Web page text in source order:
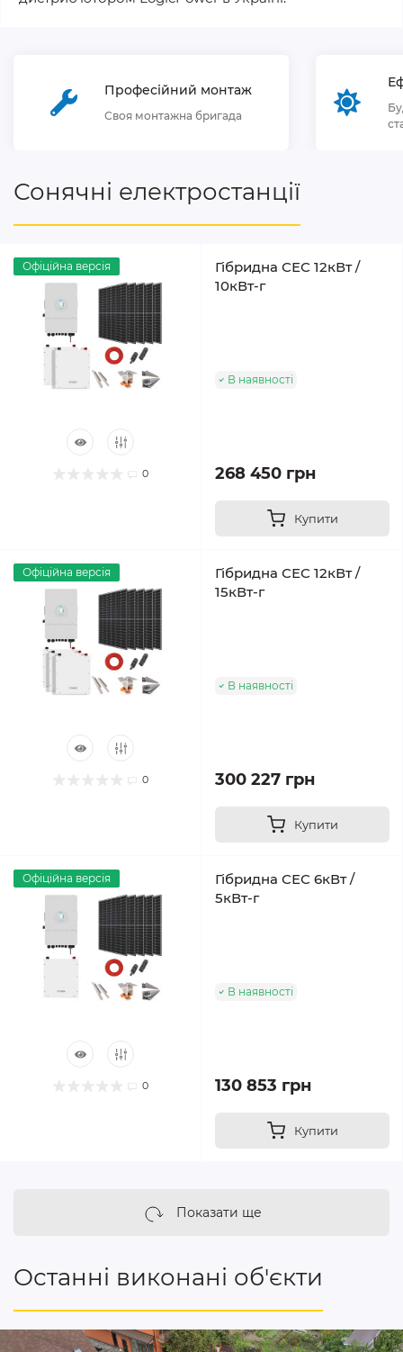
Професійний монтаж
Своя монтажна бригада
Сонячні електростанції
Офіційна версія
0
Гібридна СЕС 12кВт /
10кВт-г
В наявності
268 450 грн
Купити
Офіційна версія
0
Гібридна СЕС 12кВт /
15кВт-г
В наявності
300 227 грн
Купити
Офіційна версія
0
Гібридна СЕС 6кВт /
5кВт-г
В наявності
130 853 грн
Купити
Показати ще
Останні виконані об'єкти